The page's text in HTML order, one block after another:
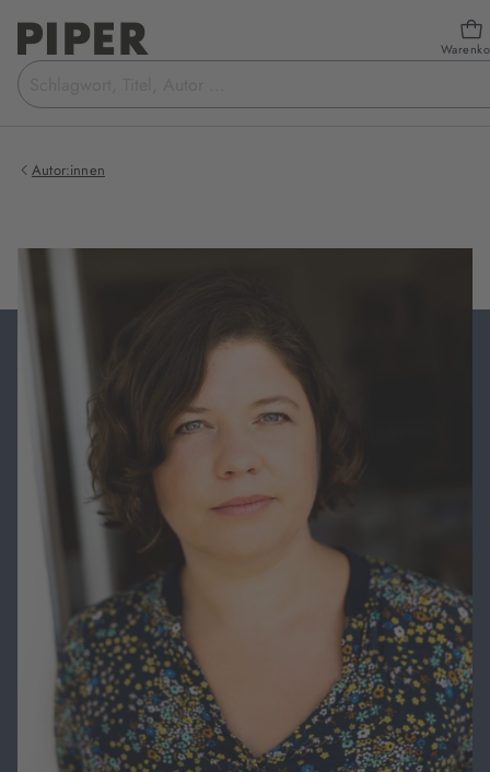
Suchbegriff
eingeben
Autor:innen